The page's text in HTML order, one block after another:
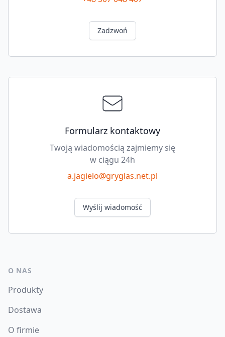
Zadzwoń
Formularz kontaktowy
Twoją wiadomością zajmiemy się
w ciągu 24h
a.jagielo@gryglas.net.pl
Wyślij wiadomość
O NAS
Produkty
Dostawa
O firmie